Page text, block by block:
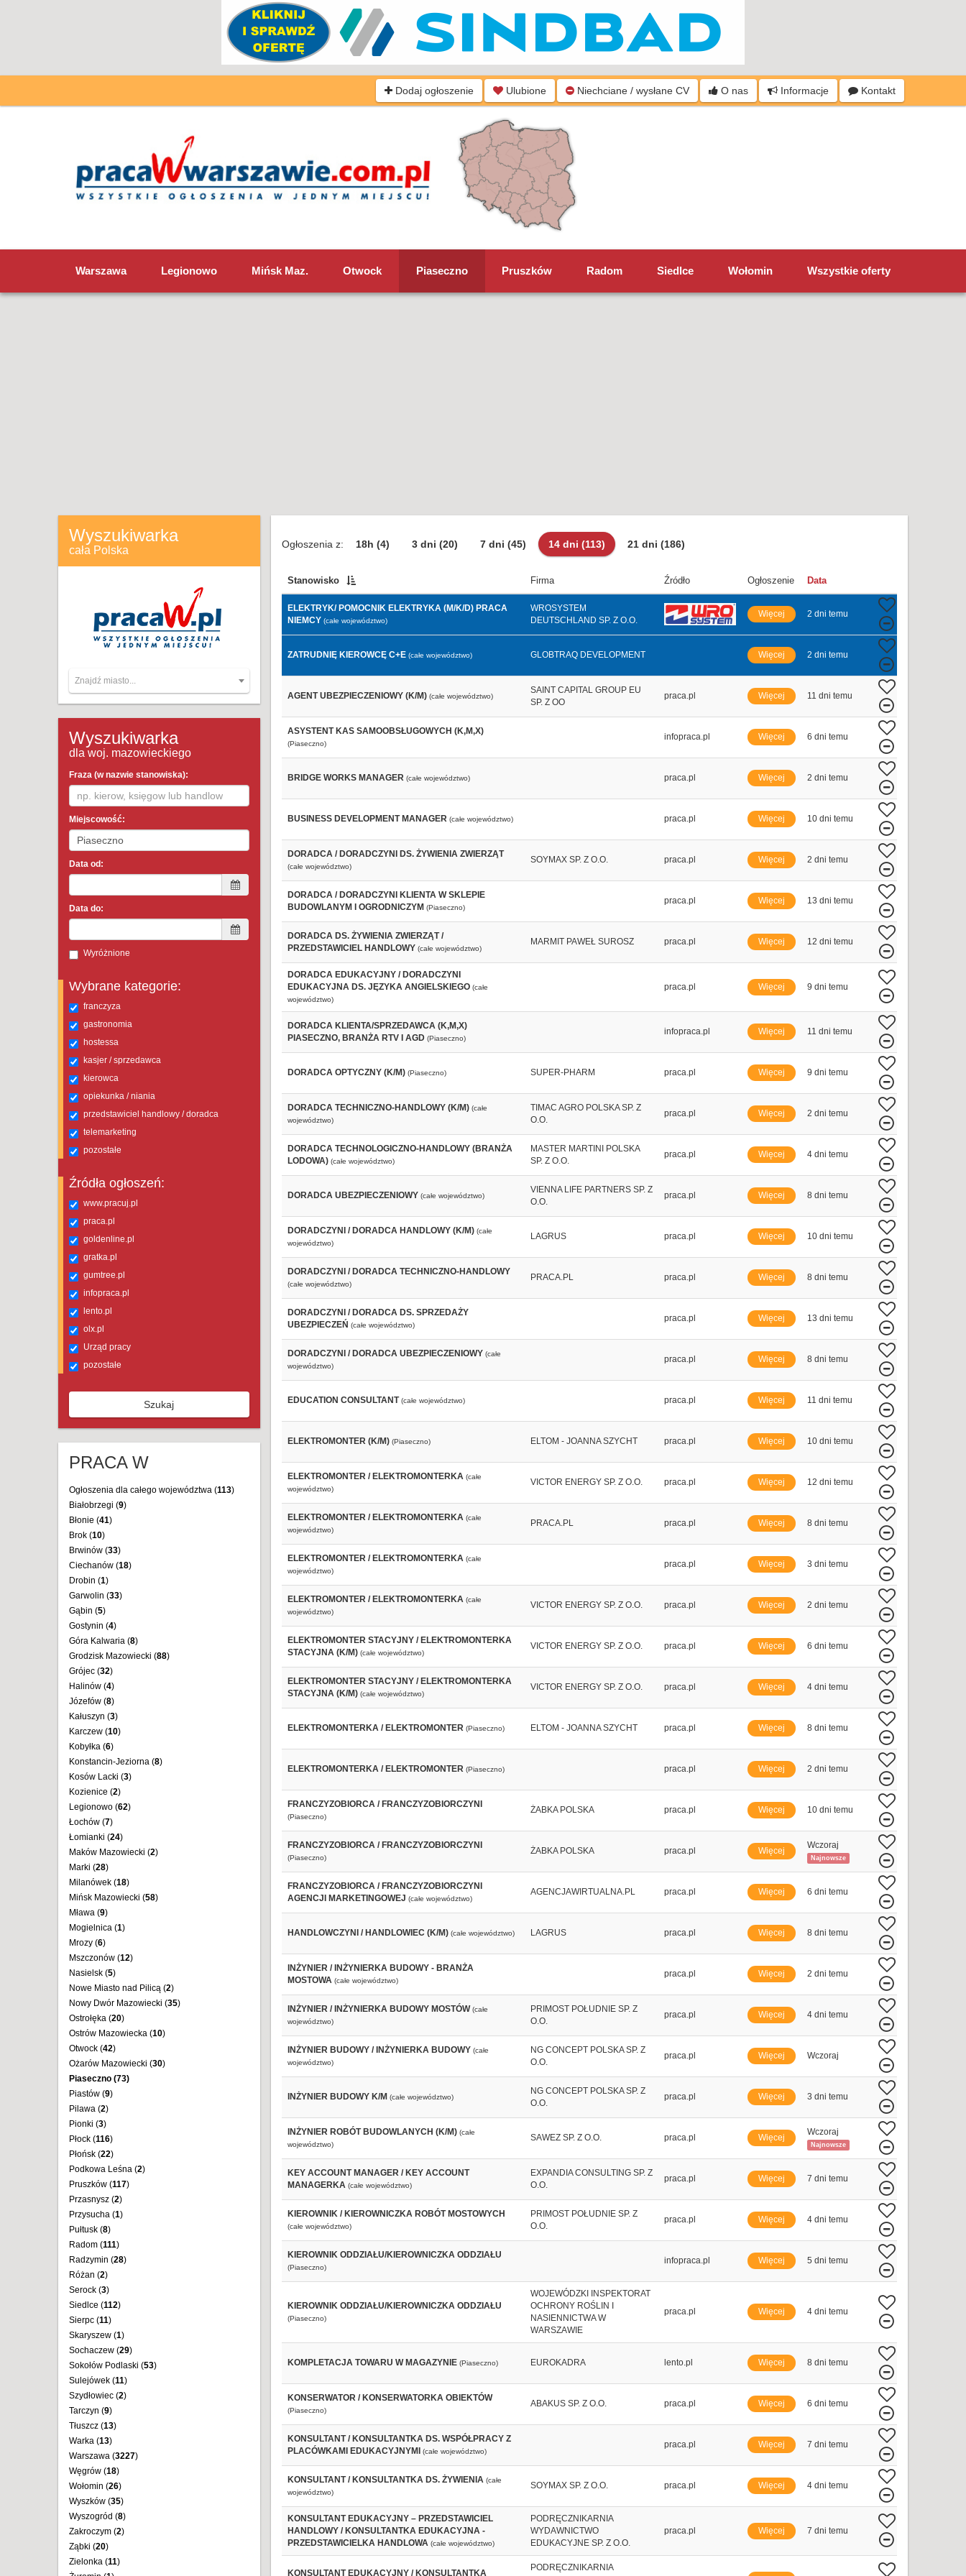
Dodaj ogłoszenie Ulubione Niechciane / wysłane CV O nas Informacje Kontakt
Warszawa Legionowo Mińsk Maz. Otwock Piaseczno Pruszków Radom Siedlce Wołomin Wszystkie oferty
Wyszukiwarka
cała Polska
Znajdź miasto...
Wyszukiwarka
dla woj. mazowieckiego
Fraza (w nazwie stanowiska):
Miejscowość:
Data od:
Data do:
Wyróżnione
Wybrane kategorie:
franczyza
gastronomia
hostessa
kasjer / sprzedawca
kierowca
opiekunka / niania
przedstawiciel handlowy / doradca
telemarketing
pozostałe
Źródła ogłoszeń:
www.pracuj.pl
praca.pl
goldenline.pl
gratka.pl
gumtree.pl
infopraca.pl
lento.pl
olx.pl
Urząd pracy
pozostałe
Szukaj
PRACA W
Ogłoszenia dla całego województwa (113)
Białobrzegi (9)
Błonie (41)
Brok (10)
Brwinów (33)
Ciechanów (18)
Drobin (1)
Garwolin (33)
Gąbin (5)
Gostynin (4)
Góra Kalwaria (8)
Grodzisk Mazowiecki (88)
Grójec (32)
Halinów (4)
Józefów (8)
Kałuszyn (3)
Karczew (10)
Kobyłka (6)
Konstancin-Jeziorna (8)
Kosów Lacki (3)
Kozienice (2)
Legionowo (62)
Łochów (7)
Łomianki (24)
Maków Mazowiecki (2)
Marki (28)
Milanówek (18)
Mińsk Mazowiecki (58)
Mława (9)
Mogielnica (1)
Mrozy (6)
Mszczonów (12)
Nasielsk (5)
Nowe Miasto nad Pilicą (2)
Nowy Dwór Mazowiecki (35)
Ostrołęka (20)
Ostrów Mazowiecka (10)
Otwock (42)
Ożarów Mazowiecki (30)
Piaseczno (73)
Piastów (9)
Pilawa (2)
Pionki (3)
Płock (116)
Płońsk (22)
Podkowa Leśna (2)
Pruszków (117)
Przasnysz (2)
Przysucha (1)
Pułtusk (8)
Radom (111)
Radzymin (28)
Różan (2)
Serock (3)
Siedlce (112)
Sierpc (11)
Skaryszew (1)
Sochaczew (29)
Sokołów Podlaski (53)
Sulejówek (11)
Szydłowiec (2)
Tarczyn (9)
Tłuszcz (13)
Warka (13)
Warszawa (3227)
Węgrów (18)
Wołomin (26)
Wyszków (35)
Wyszogród (8)
Zakroczym (2)
Ząbki (20)
Zielonka (11)
Ogłoszenia z: 18h (4) 3 dni (20) 7 dni (45) 14 dni (113) 21 dni (186)
Stanowisko Firma Źródło Ogłoszenie Data
ELEKTRYK/ POMOCNIK ELEKTRYKA (M/K/D) PRACA
NIEMCY (całe województwo)
WROSYSTEM
DEUTSCHLAND SP. Z O.O.
Więcej 2 dni temu
ZATRUDNIĘ KIEROWCĘ C+E (całe województwo) GLOBTRAQ DEVELOPMENT Więcej 2 dni temu
AGENT UBEZPIECZENIOWY (K/M) (całe województwo)
SAINT CAPITAL GROUP EU
SP. Z OO
praca.pl Więcej 11 dni temu
ASYSTENT KAS SAMOOBSŁUGOWYCH (K,M,X)
(Piaseczno)
infopraca.pl Więcej 6 dni temu
BRIDGE WORKS MANAGER (całe województwo) praca.pl Więcej 2 dni temu
BUSINESS DEVELOPMENT MANAGER (całe województwo) praca.pl Więcej 10 dni temu
DORADCA / DORADCZYNI DS. ŻYWIENIA ZWIERZĄT
(całe województwo)
SOYMAX SP. Z O.O. praca.pl Więcej 2 dni temu
DORADCA / DORADCZYNI KLIENTA W SKLEPIE
BUDOWLANYM I OGRODNICZYM (Piaseczno)
praca.pl Więcej 13 dni temu
DORADCA DS. ŻYWIENIA ZWIERZĄT /
PRZEDSTAWICIEL HANDLOWY (całe województwo)
MARMIT PAWEŁ SUROSZ praca.pl Więcej 12 dni temu
DORADCA EDUKACYJNY / DORADCZYNI
EDUKACYJNA DS. JĘZYKA ANGIELSKIEGO (całe
województwo)
praca.pl Więcej 9 dni temu
DORADCA KLIENTA/SPRZEDAWCA (K,M,X)
PIASECZNO, BRANŻA RTV I AGD (Piaseczno)
infopraca.pl Więcej 11 dni temu
DORADCA OPTYCZNY (K/M) (Piaseczno) SUPER-PHARM praca.pl Więcej 9 dni temu
DORADCA TECHNICZNO-HANDLOWY (K/M) (całe
województwo)
TIMAC AGRO POLSKA SP. Z
O.O.
praca.pl Więcej 2 dni temu
DORADCA TECHNOLOGICZNO-HANDLOWY (BRANŻA
LODOWA) (całe województwo)
MASTER MARTINI POLSKA
SP. Z O.O.
praca.pl Więcej 4 dni temu
DORADCA UBEZPIECZENIOWY (całe województwo)
VIENNA LIFE PARTNERS SP. Z
O.O.
praca.pl Więcej 8 dni temu
DORADCZYNI / DORADCA HANDLOWY (K/M) (całe
województwo)
LAGRUS praca.pl Więcej 10 dni temu
DORADCZYNI / DORADCA TECHNICZNO-HANDLOWY
(całe województwo)
PRACA.PL praca.pl Więcej 8 dni temu
DORADCZYNI / DORADCA DS. SPRZEDAŻY
UBEZPIECZEŃ (całe województwo)
praca.pl Więcej 13 dni temu
DORADCZYNI / DORADCA UBEZPIECZENIOWY (całe
województwo)
praca.pl Więcej 8 dni temu
EDUCATION CONSULTANT (całe województwo) praca.pl Więcej 11 dni temu
ELEKTROMONTER (K/M) (Piaseczno) ELTOM - JOANNA SZYCHT praca.pl Więcej 10 dni temu
ELEKTROMONTER / ELEKTROMONTERKA (całe
województwo)
VICTOR ENERGY SP. Z O.O. praca.pl Więcej 12 dni temu
ELEKTROMONTER / ELEKTROMONTERKA (całe
województwo)
PRACA.PL praca.pl Więcej 8 dni temu
ELEKTROMONTER / ELEKTROMONTERKA (całe
województwo)
praca.pl Więcej 3 dni temu
ELEKTROMONTER / ELEKTROMONTERKA (całe
województwo)
VICTOR ENERGY SP. Z O.O. praca.pl Więcej 2 dni temu
ELEKTROMONTER STACYJNY / ELEKTROMONTERKA
STACYJNA (K/M) (całe województwo)
VICTOR ENERGY SP. Z O.O. praca.pl Więcej 6 dni temu
ELEKTROMONTER STACYJNY / ELEKTROMONTERKA
STACYJNA (K/M) (całe województwo)
VICTOR ENERGY SP. Z O.O. praca.pl Więcej 4 dni temu
ELEKTROMONTERKA / ELEKTROMONTER (Piaseczno) ELTOM - JOANNA SZYCHT praca.pl Więcej 8 dni temu
ELEKTROMONTERKA / ELEKTROMONTER (Piaseczno) praca.pl Więcej 2 dni temu
FRANCZYZOBIORCA / FRANCZYZOBIORCZYNI
(Piaseczno)
ŻABKA POLSKA praca.pl Więcej 10 dni temu
FRANCZYZOBIORCA / FRANCZYZOBIORCZYNI
(Piaseczno)
ŻABKA POLSKA praca.pl Więcej
Wczoraj
Najnowsze
FRANCZYZOBIORCA / FRANCZYZOBIORCZYNI
AGENCJI MARKETINGOWEJ (całe województwo)
AGENCJAWIRTUALNA.PL praca.pl Więcej 6 dni temu
HANDLOWCZYNI / HANDLOWIEC (K/M) (całe województwo) LAGRUS praca.pl Więcej 8 dni temu
INŻYNIER / INŻYNIERKA BUDOWY - BRANŻA
MOSTOWA (całe województwo)
praca.pl Więcej 2 dni temu
INŻYNIER / INŻYNIERKA BUDOWY MOSTÓW (całe
województwo)
PRIMOST POŁUDNIE SP. Z
O.O.
praca.pl Więcej 4 dni temu
INŻYNIER BUDOWY / INŻYNIERKA BUDOWY (całe
województwo)
NG CONCEPT POLSKA SP. Z
O.O.
praca.pl Więcej Wczoraj
INŻYNIER BUDOWY K/M (całe województwo)
NG CONCEPT POLSKA SP. Z
O.O.
praca.pl Więcej 3 dni temu
INŻYNIER ROBÓT BUDOWLANYCH (K/M) (całe
województwo)
SAWEZ SP. Z O.O. praca.pl Więcej
Wczoraj
Najnowsze
KEY ACCOUNT MANAGER / KEY ACCOUNT
MANAGERKA (całe województwo)
EXPANDIA CONSULTING SP. Z
O.O.
praca.pl Więcej 7 dni temu
KIEROWNIK / KIEROWNICZKA ROBÓT MOSTOWYCH
(całe województwo)
PRIMOST POŁUDNIE SP. Z
O.O.
praca.pl Więcej 4 dni temu
KIEROWNIK ODDZIAŁU/KIEROWNICZKA ODDZIAŁU
(Piaseczno)
infopraca.pl Więcej 5 dni temu
KIEROWNIK ODDZIAŁU/KIEROWNICZKA ODDZIAŁU
(Piaseczno)
WOJEWÓDZKI INSPEKTORAT
OCHRONY ROŚLIN I
NASIENNICTWA W
WARSZAWIE
praca.pl Więcej 4 dni temu
KOMPLETACJA TOWARU W MAGAZYNIE (Piaseczno) EUROKADRA lento.pl Więcej 8 dni temu
KONSERWATOR / KONSERWATORKA OBIEKTÓW
(Piaseczno)
ABAKUS SP. Z O.O. praca.pl Więcej 6 dni temu
KONSULTANT / KONSULTANTKA DS. WSPÓŁPRACY Z
PLACÓWKAMI EDUKACYJNYMI
(całe województwo)
praca.pl Więcej 7 dni temu
KONSULTANT / KONSULTANTKA DS. ŻYWIENIA (całe
województwo)
SOYMAX SP. Z O.O. praca.pl Więcej 4 dni temu
KONSULTANT EDUKACYJNY – PRZEDSTAWICIEL
HANDLOWY / KONSULTANTKA EDUKACYJNA -
PRZEDSTAWICIELKA HANDLOWA (całe województwo)
PODRĘCZNIKARNIA
WYDAWNICTWO
EDUKACYJNE SP. Z O.O.
praca.pl Więcej 7 dni temu
KONSULTANT EDUKACYJNY / KONSULTANTKA
PODRĘCZNIKARNIA